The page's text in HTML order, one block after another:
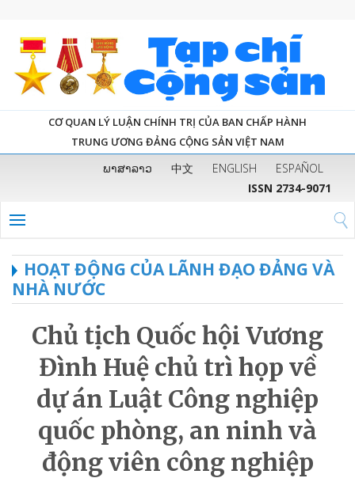
CƠ QUAN LÝ LUẬN CHÍNH TRỊ CỦA BAN CHẤP HÀNH
TRUNG ƯƠNG ĐẢNG CỘNG SẢN VIỆT NAM
ພາສາລາວ 中文 ENGLISH
ESPAÑOL
ISSN 2734-9071
HOẠT ĐỘNG CỦA LÃNH ĐẠO ĐẢNG VÀ
NHÀ NƯỚC
Chủ tịch Quốc hội Vương
Đình Huệ chủ trì họp về
dự án Luật Công nghiệp
quốc phòng, an ninh và
động viên công nghiệp